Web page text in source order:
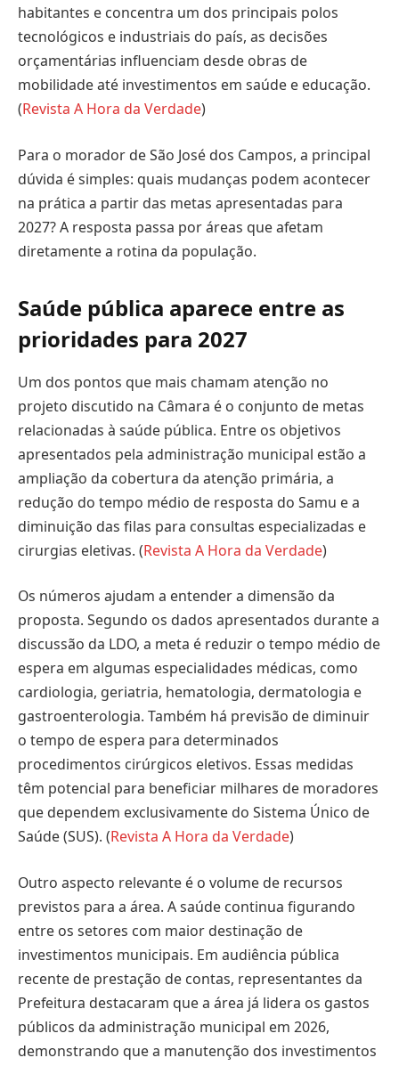
habitantes e concentra um dos principais polos
tecnológicos e industriais do país, as decisões
orçamentárias influenciam desde obras de
mobilidade até investimentos em saúde e educação.
(Revista A Hora da Verdade)
Para o morador de São José dos Campos, a principal
dúvida é simples: quais mudanças podem acontecer
na prática a partir das metas apresentadas para
2027? A resposta passa por áreas que afetam
diretamente a rotina da população.
Saúde pública aparece entre as
prioridades para 2027
Um dos pontos que mais chamam atenção no
projeto discutido na Câmara é o conjunto de metas
relacionadas à saúde pública. Entre os objetivos
apresentados pela administração municipal estão a
ampliação da cobertura da atenção primária, a
redução do tempo médio de resposta do Samu e a
diminuição das filas para consultas especializadas e
cirurgias eletivas. (Revista A Hora da Verdade)
Os números ajudam a entender a dimensão da
proposta. Segundo os dados apresentados durante a
discussão da LDO, a meta é reduzir o tempo médio de
espera em algumas especialidades médicas, como
cardiologia, geriatria, hematologia, dermatologia e
gastroenterologia. Também há previsão de diminuir
o tempo de espera para determinados
procedimentos cirúrgicos eletivos. Essas medidas
têm potencial para beneficiar milhares de moradores
que dependem exclusivamente do Sistema Único de
Saúde (SUS). (Revista A Hora da Verdade)
Outro aspecto relevante é o volume de recursos
previstos para a área. A saúde continua figurando
entre os setores com maior destinação de
investimentos municipais. Em audiência pública
recente de prestação de contas, representantes da
Prefeitura destacaram que a área já lidera os gastos
públicos da administração municipal em 2026,
demonstrando que a manutenção dos investimentos